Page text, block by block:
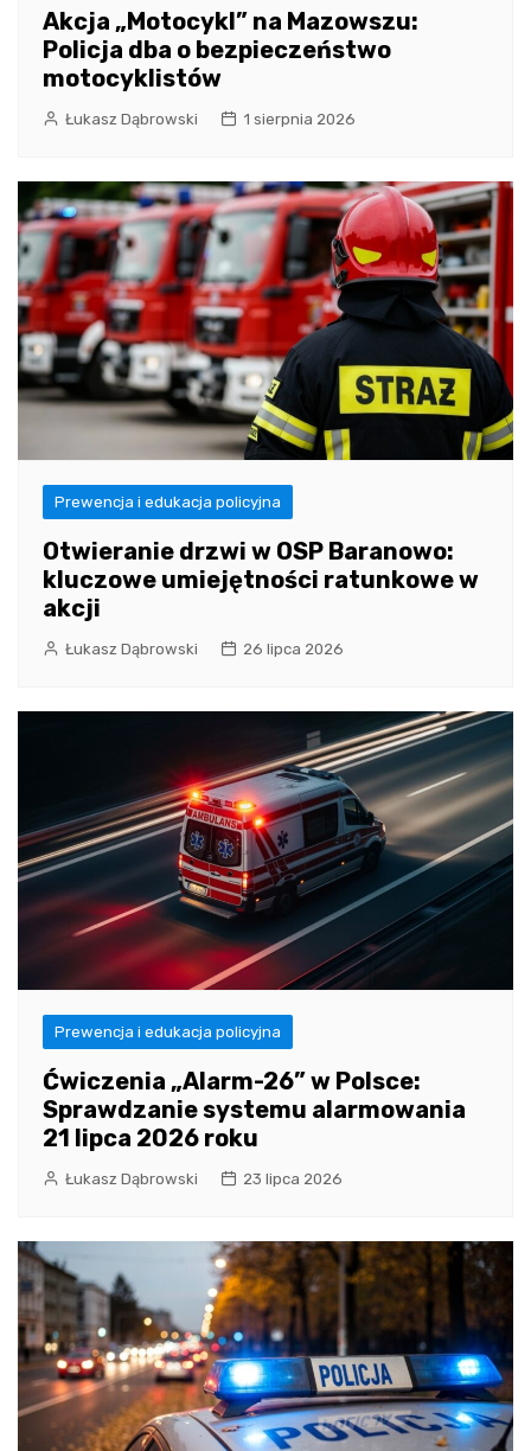
Akcja „Motocykl” na Mazowszu:
Policja dba o bezpieczeństwo
motocyklistów
Łukasz Dąbrowski 1 sierpnia 2026
Prewencja i edukacja policyjna
Otwieranie drzwi w OSP Baranowo:
kluczowe umiejętności ratunkowe w
akcji
Łukasz Dąbrowski 26 lipca 2026
Prewencja i edukacja policyjna
Ćwiczenia „Alarm-26” w Polsce:
Sprawdzanie systemu alarmowania
21 lipca 2026 roku
Łukasz Dąbrowski 23 lipca 2026